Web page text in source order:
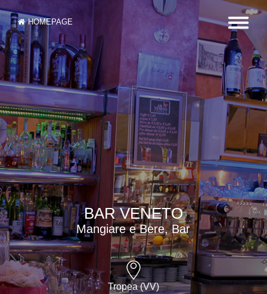
HOMEPAGE
BAR VENETO
Mangiare e Bere, Bar
Tropea (VV)